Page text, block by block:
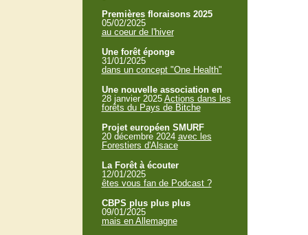
Premières floraisons 2025
05/02/2025
au coeur de l'hiver
Une forêt éponge
31/01/2025
dans un concept "One Health"
Une nouvelle association en
28 janvier 2025 Actions dans les
forêts du Pays de Bitche
Projet européen SMURF
20 décembre 2024 avec les
Forestiers d'Alsace
La Forêt à écouter
12/01/2025
êtes vous fan de Podcast ?
CBPS plus plus plus
09/01/2025
mais en Allemagne